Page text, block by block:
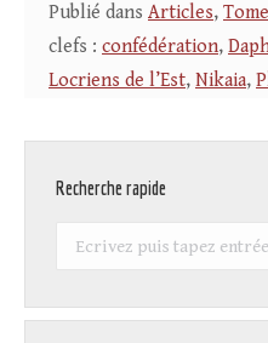
Publié dans Articles,
clefs : confédération,
Locriens de l’Est, Nikaia,
Recherche rapide
Recherche